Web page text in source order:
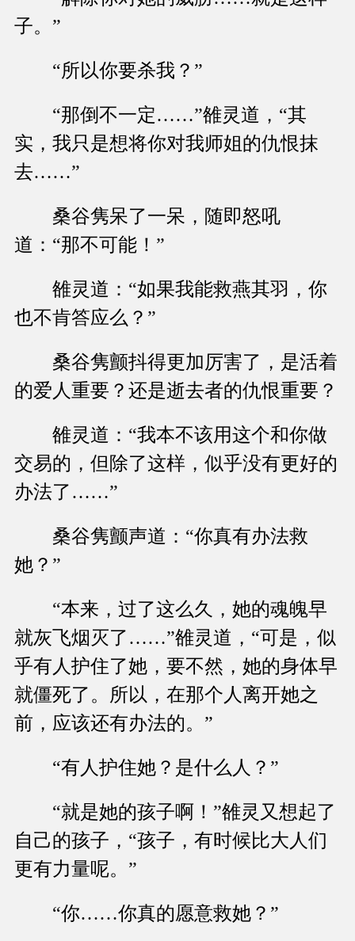
子。”
“所以你要杀我？”
“那倒不一定……”雒灵道，“其
实，我只是想将你对我师姐的仇恨抹
去……”
桑谷隽呆了一呆，随即怒吼
道：“那不可能！”
雒灵道：“如果我能救燕其羽，你
也不肯答应么？”
桑谷隽颤抖得更加厉害了，是活着
的爱人重要？还是逝去者的仇恨重要？
雒灵道：“我本不该用这个和你做
交易的，但除了这样，似乎没有更好的
办法了……”
桑谷隽颤声道：“你真有办法救
她？”
“本来，过了这么久，她的魂魄早
就灰飞烟灭了……”雒灵道，“可是，似
乎有人护住了她，要不然，她的身体早
就僵死了。所以，在那个人离开她之
前，应该还有办法的。”
“有人护住她？是什么人？”
“就是她的孩子啊！”雒灵又想起了
自己的孩子，“孩子，有时候比大人们
更有力量呢。”
“你……你真的愿意救她？”